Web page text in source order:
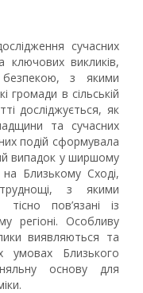
сучасних
ключових викликів,
з якими
громади в сільській
досліджується, як
та сучасних
подій сформувала
випадок у ширшому
на Близькому Сході,
з якими
пов’язані із
регіоні. Особливу
виявляються та
умовах Близького
основу для